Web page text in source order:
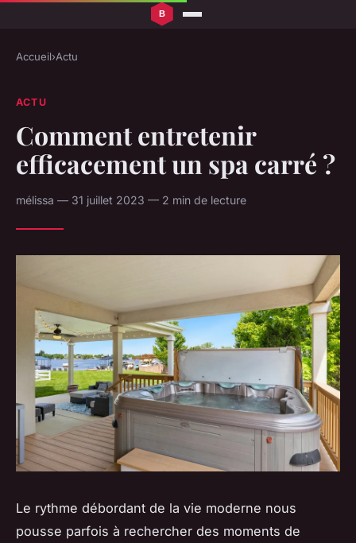
Accueil›Actu
ACTU
Comment entretenir
efficacement un spa carré ?
mélissa — 31 juillet 2023 — 2 min de lecture
Le rythme débordant de la vie moderne nous
pousse parfois à rechercher des moments de